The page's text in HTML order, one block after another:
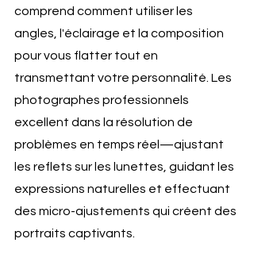
comprend comment utiliser les
angles, l'éclairage et la composition
pour vous flatter tout en
transmettant votre personnalité. Les
photographes professionnels
excellent dans la résolution de
problèmes en temps réel—ajustant
les reflets sur les lunettes, guidant les
expressions naturelles et effectuant
des micro-ajustements qui créent des
portraits captivants.